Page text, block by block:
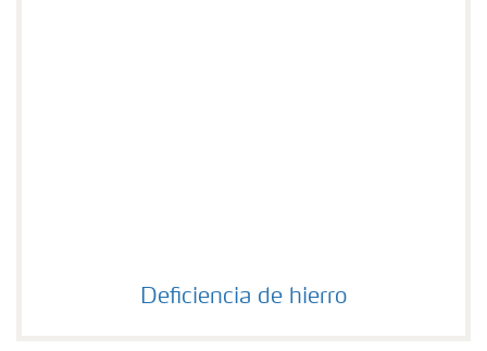
Deficiencia de hierro
Deficiencia de hierro